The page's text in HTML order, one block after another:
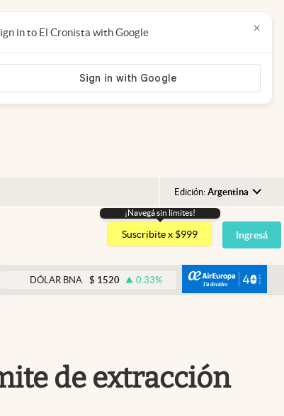
Edición: Argentina
Argentina
España
México
USA
¡Navegá sin limites!
Suscribite x $999 Ingresá
DÓLAR BNA $ 1520 0.33 % DÓLAR BLUE $ 1540
in to El Cronista with Google ×
de extracción